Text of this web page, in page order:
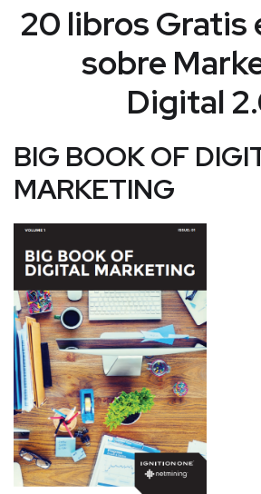
20 libros Gratis
sobre
Digital
BIG BOOK OF
MARKETING